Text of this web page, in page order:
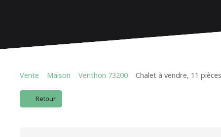
Vente Maison Venthon 73200 Chalet à vendre, 11
Retour